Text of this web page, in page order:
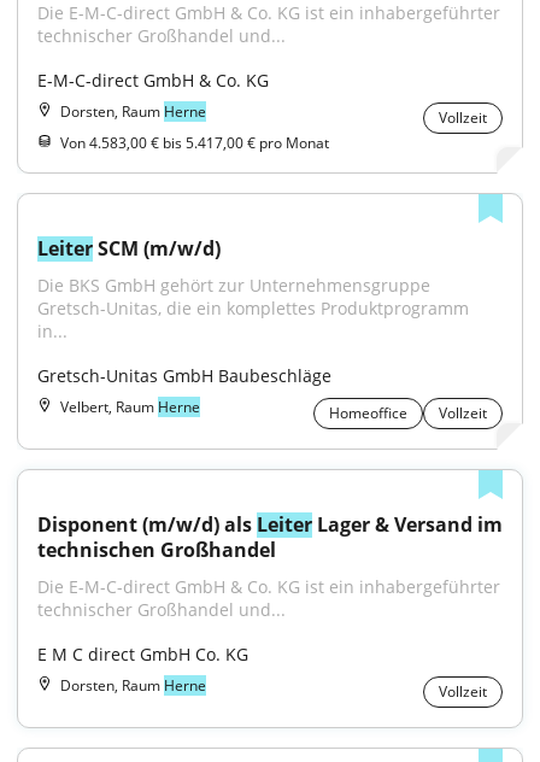
Die E-M-C-direct GmbH & Co. KG ist ein inhabergeführter
technischer Großhandel und...
E-M-C-direct GmbH & Co. KG
Dorsten, Raum Herne
Vollzeit
Von 4.583,00 € bis 5.417,00 € pro Monat
Leiter SCM (m/w/d)
Die BKS GmbH gehört zur Unternehmensgruppe
Gretsch-Unitas, die ein komplettes Produktprogramm
in...
Gretsch-Unitas GmbH Baubeschläge
Velbert, Raum Herne Homeoffice Vollzeit
Disponent (m/w/d) als Leiter Lager & Versand im
technischen Großhandel
Die E-M-C-direct GmbH & Co. KG ist ein inhabergeführter
technischer Großhandel und...
E M C direct GmbH Co. KG
Dorsten, Raum Herne Vollzeit